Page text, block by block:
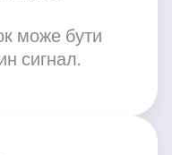
може бути
сигнал.